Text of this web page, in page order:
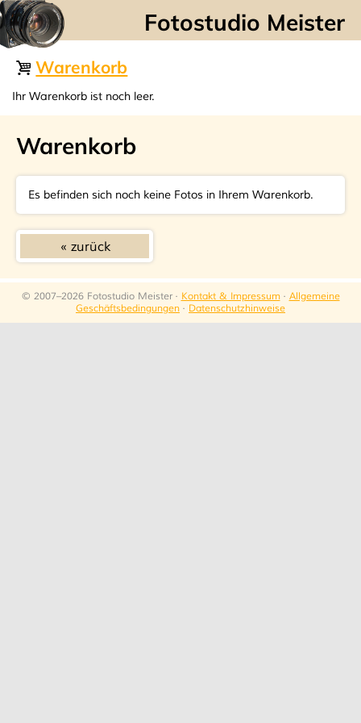
☰
Warenkorb
Ihr Warenkorb ist noch leer.
Warenkorb
Es befinden sich noch keine Fotos in Ihrem Warenkorb.
zurück
© 2007–2026 Fotostudio Meister · Kontakt & Impressum· Allgemeine
Geschäftsbedingungen · Datenschutzhinweise